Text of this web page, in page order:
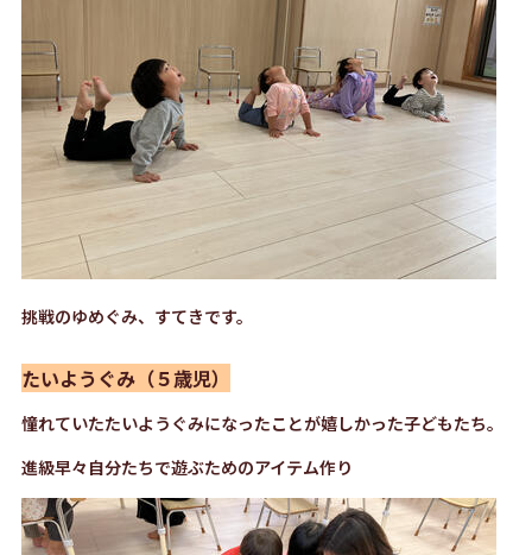
挑戦のゆめぐみ、すてきです。
たいようぐみ（５歳児）
憧れていたたいようぐみになったことが嬉しかった子どもたち。
進級早々自分たちで遊ぶためのアイテム作り